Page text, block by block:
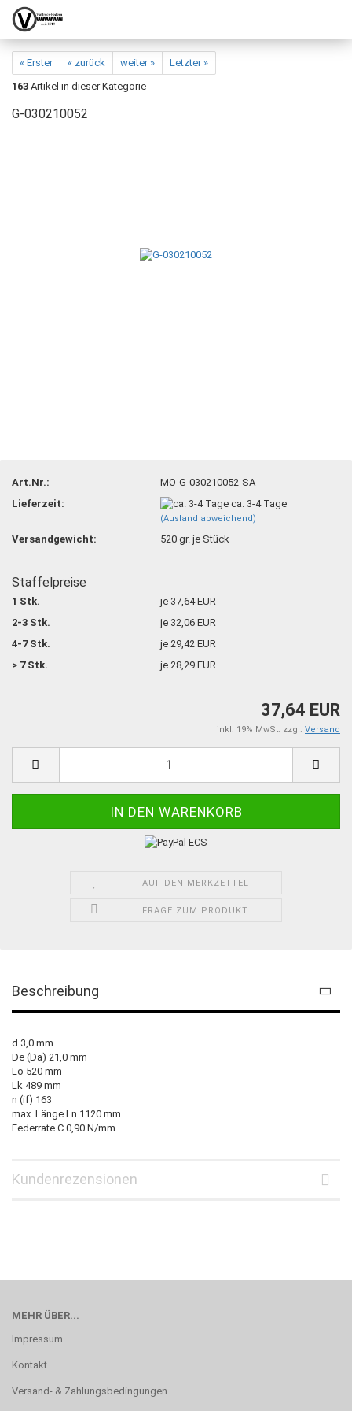
« Erster « zurück weiter »
Letzter »
163 Artikel in dieser Kategorie
G-030210052
Art.Nr.:
MO-G-030210052-SA
Lieferzeit:
ca. 3-4 Tage
(Ausland abweichend)
Versandgewicht: 520 gr. je Stück
Staffelpreise
1 Stk.
je 37,64 EUR
2-3 Stk.
je 32,06 EUR
4-7 Stk.
je 29,42 EUR
> 7 Stk.
je 28,29 EUR
37,64 EUR
inkl. 19% MwSt. zzgl. Versand
AUF DEN MERKZETTEL
FRAGE ZUM PRODUKT
Beschreibung
d 3,0 mm
De (Da) 21,0 mm
Lo 520 mm
Lk 489 mm
n (if) 163
max. Länge Ln 1120 mm
Federrate C 0,90 N/mm
Kundenrezensionen
MEHR ÜBER...
Impressum
Kontakt
Versand- & Zahlungsbedingungen